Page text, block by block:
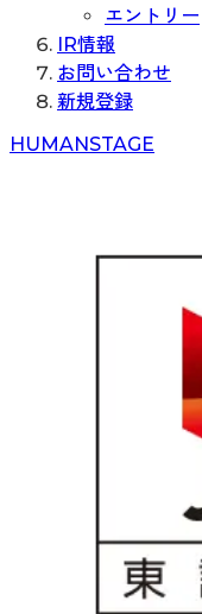
エントリー
IR情報
お問い合わせ
新規登録
HUMANSTAGE